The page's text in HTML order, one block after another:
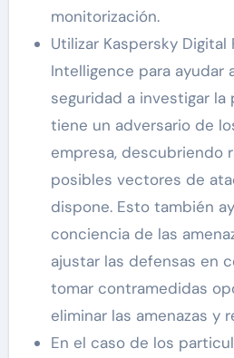
monitorización.
Utilizar Kaspersky
Intelligence para ayudar
seguridad a investigar
tiene un adversario de
empresa, descubriendo
posibles vectores de
dispone. Esto también
conciencia de las
ajustar las defensas en
tomar contramedidas
eliminar las amenazas y
En el caso de los